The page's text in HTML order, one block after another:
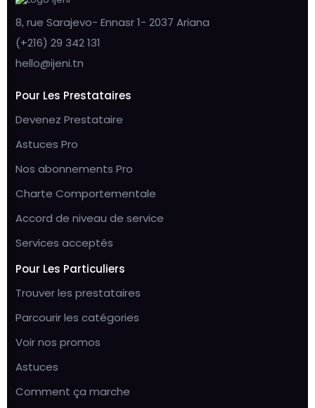
8, rue Sarajevo- Ennasr 1- 2037 Ariana
(+216) 29 342 131
hello@ijeni.tn
Pour Les Prestataires
Devenez Prestataire
Astuces Pro
Nos abonnements Pro
Charte Comportementale
Accord de niveau de service
Services acceptés
Pour Les Particuliers
Trouver les prestataires
Parcourir les catégories
Voir nos promos
Astuces
Comment ça marche